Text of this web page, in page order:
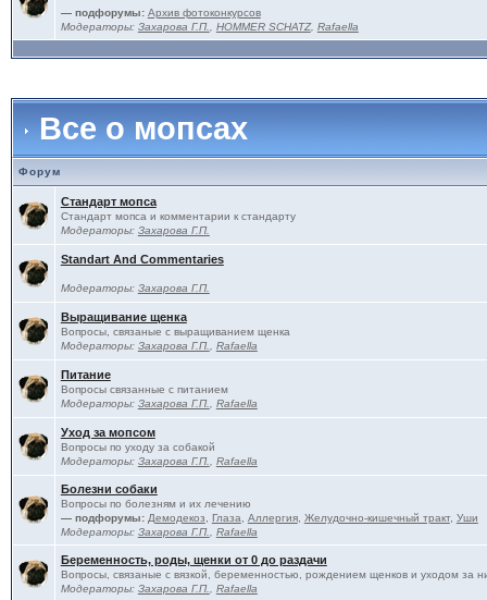
— подфорумы: Архив фотоконкурсов
Модераторы: Захарова Г.П. HOMMER SCHATZ, Rafaella
Все о мопсах
Форум
Стандарт мопса
Стандарт мопса и комментарии к стандарту
Модераторы: Захарова Г.П.
Standart And Commentaries
Модераторы: Захарова Г.П.
Выращивание щенка
Вопросы, связаные с выращиванием щенка
Модераторы: Захарова Г.П. Rafaella
Питание
Вопросы связанные с питанием
Модераторы: Захарова Г.П. Rafaella
Уход за мопсом
Вопросы по уходу за собакой
Модераторы: Захарова Г.П. Rafaella
Болезни собаки
Вопросы по болезням и их лечению
— подфорумы: Демодекоз Глаза Аллергия, Желудочно-кишечный тракт, Уши
Модераторы: Захарова Г.П. Rafaella
Беременность, роды, щенки от 0 до раздачи
Вопросы, связаные с вязкой, беременностью, рождением щенков и уходом за
Модераторы: Захарова Г.П. Rafaella